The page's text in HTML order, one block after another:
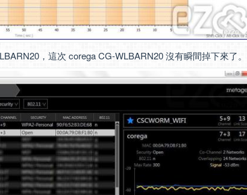
，這次 corega CG-WLBARN20 沒有瞬間掉下來了。